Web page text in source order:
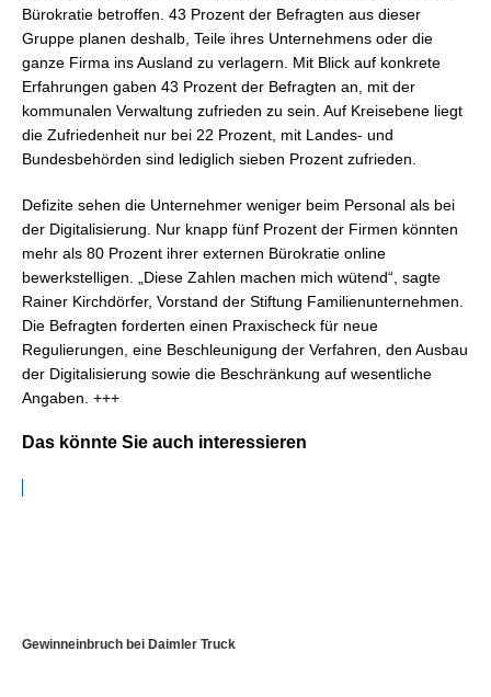
Bürokratie betroffen. 43 Prozent der Befragten aus dieser
Gruppe planen deshalb, Teile ihres Unternehmens oder die
ganze Firma ins Ausland zu verlagern. Mit Blick auf konkrete
Erfahrungen gaben 43 Prozent der Befragten an, mit der
kommunalen Verwaltung zufrieden zu sein. Auf Kreisebene liegt
die Zufriedenheit nur bei 22 Prozent, mit Landes- und
Bundesbehörden sind lediglich sieben Prozent zufrieden.
Defizite sehen die Unternehmer weniger beim Personal als bei
der Digitalisierung. Nur knapp fünf Prozent der Firmen könnten
mehr als 80 Prozent ihrer externen Bürokratie online
bewerkstelligen. „Diese Zahlen machen mich wütend“, sagte
Rainer Kirchdörfer, Vorstand der Stiftung Familienunternehmen.
Die Befragten forderten einen Praxischeck für neue
Regulierungen, eine Beschleunigung der Verfahren, den Ausbau
der Digitalisierung sowie die Beschränkung auf wesentliche
Angaben. +++
Das könnte Sie auch interessieren
Gewinneinbruch bei Daimler Truck